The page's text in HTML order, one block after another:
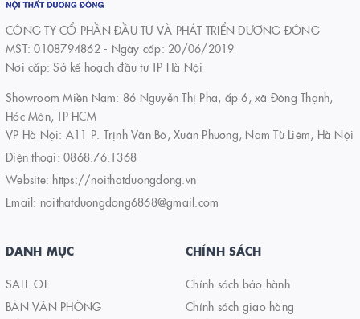
CÔNG TY CỔ PHẦN ĐẦU TƯ VÀ PHÁT TRIỂN DƯƠNG ĐÔNG
MST: 0108794862 - Ngày cấp: 20/06/2019
Nơi cấp: Sở kế hoạch đầu tư TP Hà Nội
Showroom Miền Nam: 86 Nguyễn Thị Pha, ấp 6, xã Đông Thạnh,
Hóc Môn, TP HCM
VP Hà Nội: A11 P. Trịnh Văn Bô, Xuân Phương, Nam Từ Liêm, Hà Nội
Điện thoại: 0868.76.1368
Website: https://noithatduongdong.vn
Email: noithatduongdong6868@gmail.com
DANH MỤC
SALE OF
BÀN VĂN PHÒNG
CHÍNH SÁCH
Chính sách bảo hành
Chính sách giao hàng